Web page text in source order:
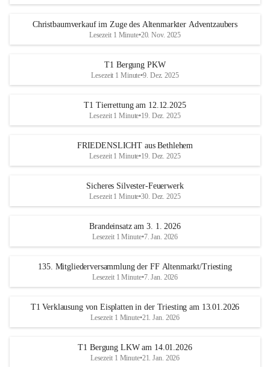
Christbaumverkauf im Zuge des Altenmarkter Adventzaubers
Lesezeit 1 Minute•20. Nov. 2025
T1 Bergung PKW
Lesezeit 1 Minute•9. Dez. 2025
T1 Tierrettung am 12.12.2025
Lesezeit 1 Minute•19. Dez. 2025
FRIEDENSLICHT aus Bethlehem
Lesezeit 1 Minute•19. Dez. 2025
Sicheres Silvester-Feuerwerk
Lesezeit 1 Minute•30. Dez. 2025
Brandeinsatz am 3. 1. 2026
Lesezeit 1 Minute•7. Jan. 2026
135. Mitgliederversammlung der FF Altenmarkt/Triesting
Lesezeit 1 Minute•7. Jan. 2026
T1 Verklausung von Eisplatten in der Triesting am 13.01.2026
Lesezeit 1 Minute•21. Jan. 2026
T1 Bergung LKW am 14.01.2026
Lesezeit 1 Minute•21. Jan. 2026